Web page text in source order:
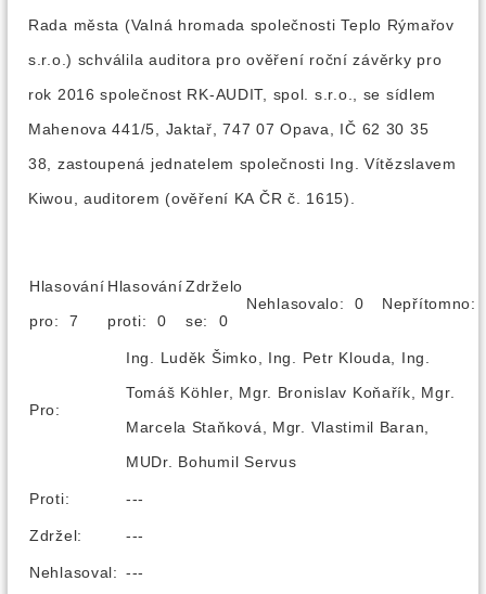
Rada města (Valná hromada společnosti Teplo Rýmařov
s.r.o.) schválila auditora pro ověření roční závěrky pro
rok 2016 společnost RK-AUDIT, spol. s.r.o., se sídlem
Mahenova 441/5, Jaktař, 747 07 Opava, IČ 62 30 35
38, zastoupená jednatelem společnosti Ing. Vítězslavem
Kiwou, auditorem (ověření KA ČR č. 1615).
Hlasování
pro: 7
Hlasování
proti: 0
Zdrželo
se: 0
Nehlasovalo: 0
Pro:
Ing. Luděk Šimko, Ing. Petr Klouda, Ing.
Tomáš Köhler, Mgr. Bronislav Koňařík, Mgr.
Marcela Staňková, Mgr. Vlastimil Baran,
MUDr. Bohumil Servus
Proti: ---
Zdržel: ---
Nehlasoval: ---